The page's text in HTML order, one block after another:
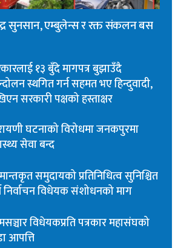
सुनसान, एम्बुलेन्स र रक्त संकलन बस
१३ बुँदे मागपत्र बुझाउँदै
स्थगित गर्न सहमत भए हिन्दुवादी,
सरकारी पक्षको हस्ताक्षर
घटनाको विरोधमा जनकपुरमा
सेवा बन्द
समुदायको प्रतिनिधित्व सुनिश्चित
निर्वाचन विधेयक संशोधनको माग
विधेयकप्रति पत्रकार महासंघको
आपत्ति